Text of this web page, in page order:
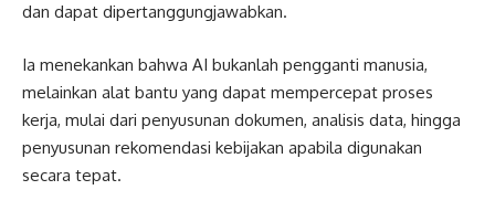
dan dapat dipertanggungjawabkan.
Ia menekankan bahwa AI bukanlah pengganti manusia,
melainkan alat bantu yang dapat mempercepat proses
kerja, mulai dari penyusunan dokumen, analisis data, hingga
penyusunan rekomendasi kebijakan apabila digunakan
secara tepat.